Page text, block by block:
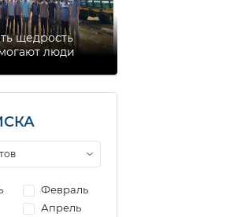
щедрость
люди
Февраль
Апрель